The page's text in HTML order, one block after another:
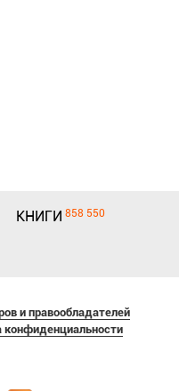
КНИГИ 858 550
и правообладателей
конфиденциальности